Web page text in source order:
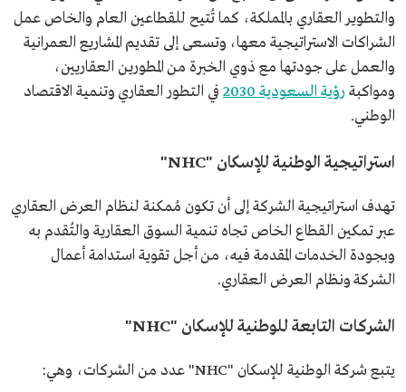
والتطوير العقاري بالمملكة، كما تُتيح للقطاعين العام والخاص عمل
الشراكات الاستراتيجية معها، وتسعى إلى تقديم المشاريع العمرانية
والعمل على جودتها مع ذوي الخبرة من المطورين العقاريين،
ومواكبة رؤية السعودية 2030
في التطور العقاري وتنمية الاقتصاد
الوطني.
استراتيجية الوطنية للإسكان "NHC"
تهدف استراتيجية الشركة إلى أن تكون مُمكنة لنظام العرض العقاري
عبر تمكين القطاع الخاص تجاه تنمية السوق العقارية والتُقدم به
وبجودة الخدمات المقدمة فيه، من أجل تقوية استدامة أعمال
الشركة ونظام العرض العقاري.
الشركات التابعة للوطنية للإسكان "NHC"
يتبع شركة الوطنية للإسكان "NHC" عدد من الشركات، وهي: